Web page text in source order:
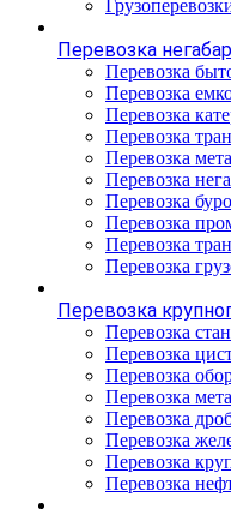
Перевозка
Перевозка
Перевозка
Перевозка
Перевозка
Перевозка
Перевозка
Перевозка
Перевозка
Перевозка
Перевозка
Перевозка
Перевозка
Перевозка
Перевозка
Перевозка
Перевозка
Перевозка
Перевозка
Перевозка